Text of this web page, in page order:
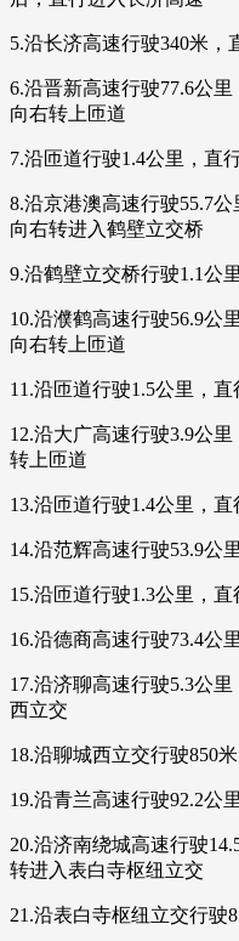
5.沿长济高速行驶340米，
6.沿晋新高速行驶77.6公
向右转上匝道
7.沿匝道行驶1.4公里，直
8.沿京港澳高速行驶55.7
向右转进入鹤壁立交桥
9.沿鹤壁立交桥行驶1.1公
10.沿濮鹤高速行驶56.9公
向右转上匝道
11.沿匝道行驶1.5公里，
12.沿大广高速行驶3.9公
转上匝道
13.沿匝道行驶1.4公里，
14.沿范辉高速行驶53.9公
15.沿匝道行驶1.3公里，
16.沿德商高速行驶73.4公
17.沿济聊高速行驶5.3公
西立交
18.沿聊城西立交行驶850
19.沿青兰高速行驶92.2公
20.沿济南绕城高速行驶
转进入表白寺枢纽立交
21.沿表白寺枢纽立交行驶